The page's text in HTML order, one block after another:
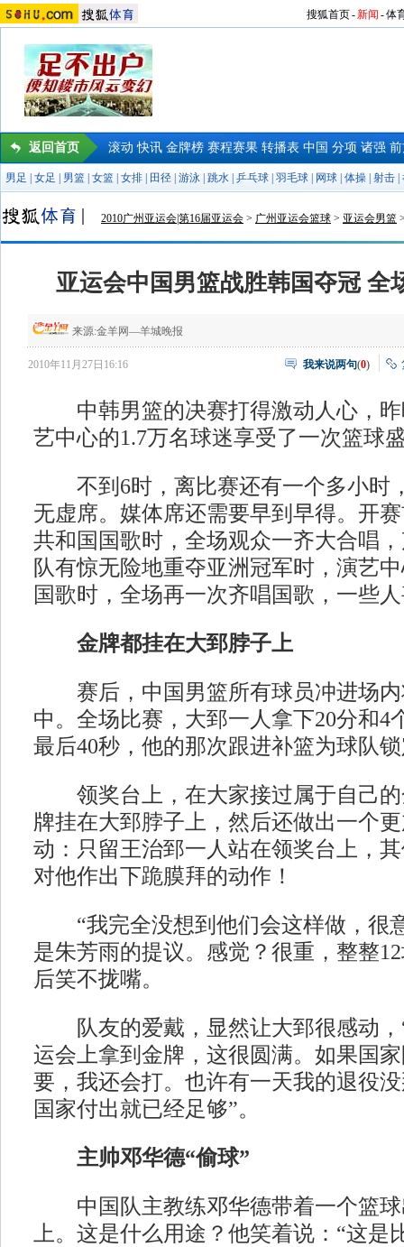
搜狐首页-新闻 -体
返回首页 滚动 快讯 金牌榜 赛程赛果 转播表 中国 分项 诸强
男足 女足 男篮 女篮 女排 田径 游泳 跳水 乒乓球 羽毛球 网球 体操 射击
2010广州亚运会|第16届亚运会 > 广州亚运会篮球 > 亚运会男篮
亚运会中国男篮战胜韩国夺冠 全
来源:金羊网—羊城晚报
2010年11月27日16:16 我来说两句(0)
中韩男篮的决赛打得激动人心，昨
艺中心的1.7万名球迷享受了一次篮球
不到6时，离比赛还有一个多小时
无虚席。媒体席还需要早到早得。开
共和国国歌时，全场观众一齐大合唱
队有惊无险地重夺亚洲冠军时，演艺
国歌时，全场再一次齐唱国歌，一些
金牌都挂在大郅脖子上
赛后，中国男篮所有球员冲进场内
中。全场比赛，大郅一人拿下20分和4
最后40秒，他的那次跟进补篮为球队
领奖台上，在大家接过属于自己的
牌挂在大郅脖子上，然后还做出一个
动：只留王治郅一人站在领奖台上，
对他作出下跪膜拜的动作！
“我完全没想到他们会这样做，很
是朱芳雨的提议。感觉？很重，整整
后笑不拢嘴。
队友的爱戴，显然让大郅很感动，
运会上拿到金牌，这很圆满。如果国
要，我还会打。也许有一天我的退役
国家付出就已经足够”。
主帅邓华德“偷球”
中国队主教练邓华德带着一个篮球
上。这是什么用途？他笑着说：“这是